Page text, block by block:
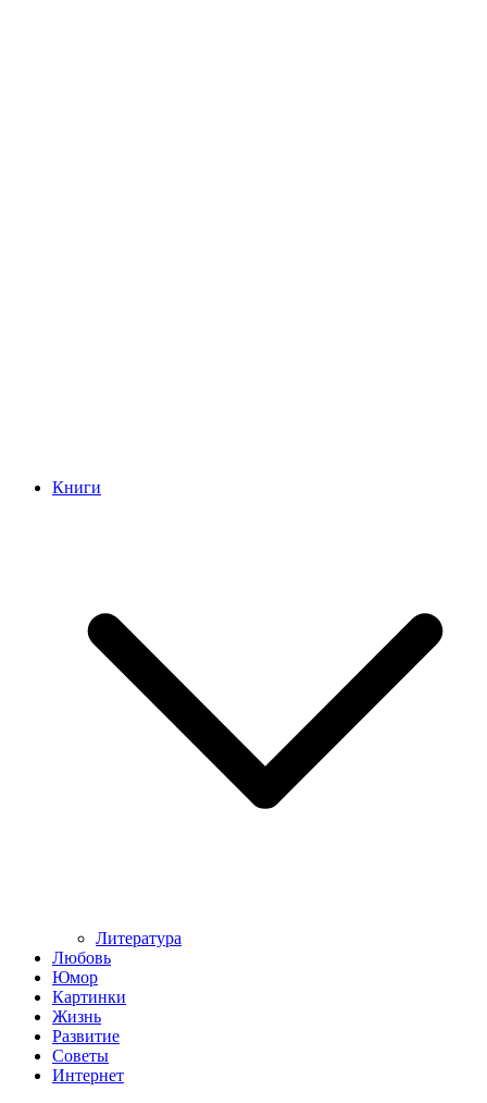
Книги
Литература
Любовь
Юмор
Картинки
Жизнь
Развитие
Советы
Интернет